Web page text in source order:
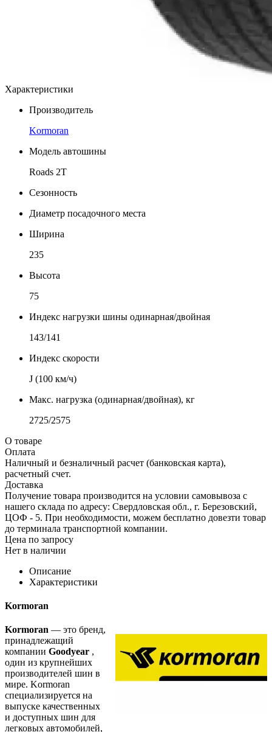
Характеристики
Производитель
Kormoran
Модель автошины
Roads 2T
Сезонность
Диаметр посадочного места
Ширина
235
Высота
75
Индекс нагрузки шины одинарная/двойная
143/141
Индекс скорости
J (100 км/ч)
Макс. нагрузка (одинарная/двойная), кг
2725/2575
О товаре
Оплата
Наличный и безналичный расчет (банковская карта),
расчетный счет.
Доставка
Получение товара производится на условии самовывоза с
нашего склада по адресу: Свердловская обл., г. Березовский,
ЦОФ - 5. При необходимости, можем бесплатно довезти товар
до терминала транспортной компании.
Цена по запросу
Нет в наличии
Описание
Характеристики
Kormoran
Kormoran — это бренд,
принадлежащий
компании Goodyear ,
один из крупнейших
производителей шин в
мире. Kormoran
специализируется на
выпуске качественных
и доступных шин для
легковых автомобилей,